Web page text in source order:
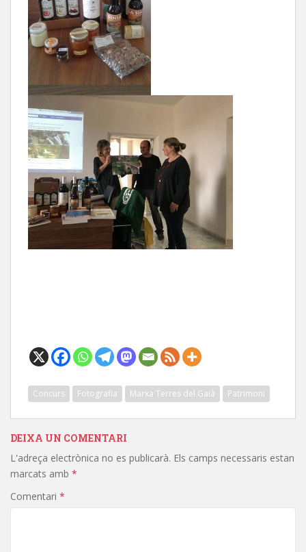
Concurs Fotografia Marxa Terres del Gaià Patrimoni
DEIXA UN COMENTARI
L'adreça electrònica no es publicarà. Els camps necessaris estan
marcats amb *
Comentari *